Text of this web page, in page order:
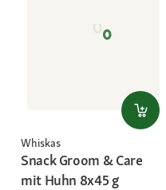
Whiskas
Snack Groom & Care
mit Huhn 8x45 g